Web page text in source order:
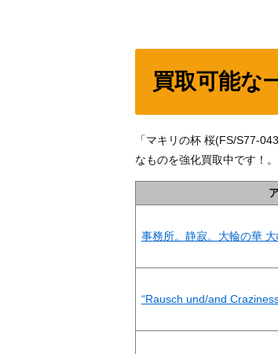
買取可能な
「マキリの杯 桜(FS/S77-
なものを強化買取中です！。
事務所。静寂。大輪の華
“Rausch und/and